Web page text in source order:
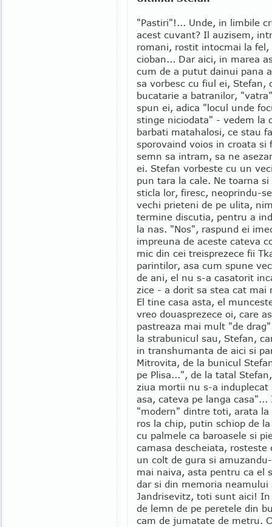
"Pastiri"!... Unde, in limbile
acest cuvant? Il auzisem,
romani, rostit intocmai la
cioban... Dar aici, in marea
cum de a putut dainui pana
sa vorbesc cu fiul ei, Stefan,
bucatarie a batranilor,
spun ei, adica "locul unde
stinge niciodata" - vedem la
barbati matahalosi, ce stau
sporovaind voios in croata si
semn sa intram, sa ne
ei. Stefan vorbeste cu un
pun tara la cale. Ne toarna
sticla lor, firesc, neoprindu-
vechi prieteni de pe ulita,
termine discutia, pentru a
la nas. "Nos", raspund ei
impreuna de aceste cateva
mic din cei treisprezece fii
parintilor, asa cum spune
de ani, el nu s-a casatorit
zice - a dorit sa stea cat
El tine casa asta, el
vreo douasprezece oi, care
pastreaza mai mult "de
la strabunicul sau, Stefan,
in transhumanta de aici si
Mitrovita, de la bunicul
pe Plisa...", de la tatal
ziua mortii nu s-a induplecat
asa, cateva pe langa
"modern" dintre toti, arata
ros la chip, putin schiop de
cu palmele ca baroasele si
camasa descheiata,
un colt de gura si
mai naiva, asta pentru ca el
dar si din memoria neamului
Jandrisevitz, toti sunt aici!
de lemn de pe peretele din
cam de jumatate de metru.